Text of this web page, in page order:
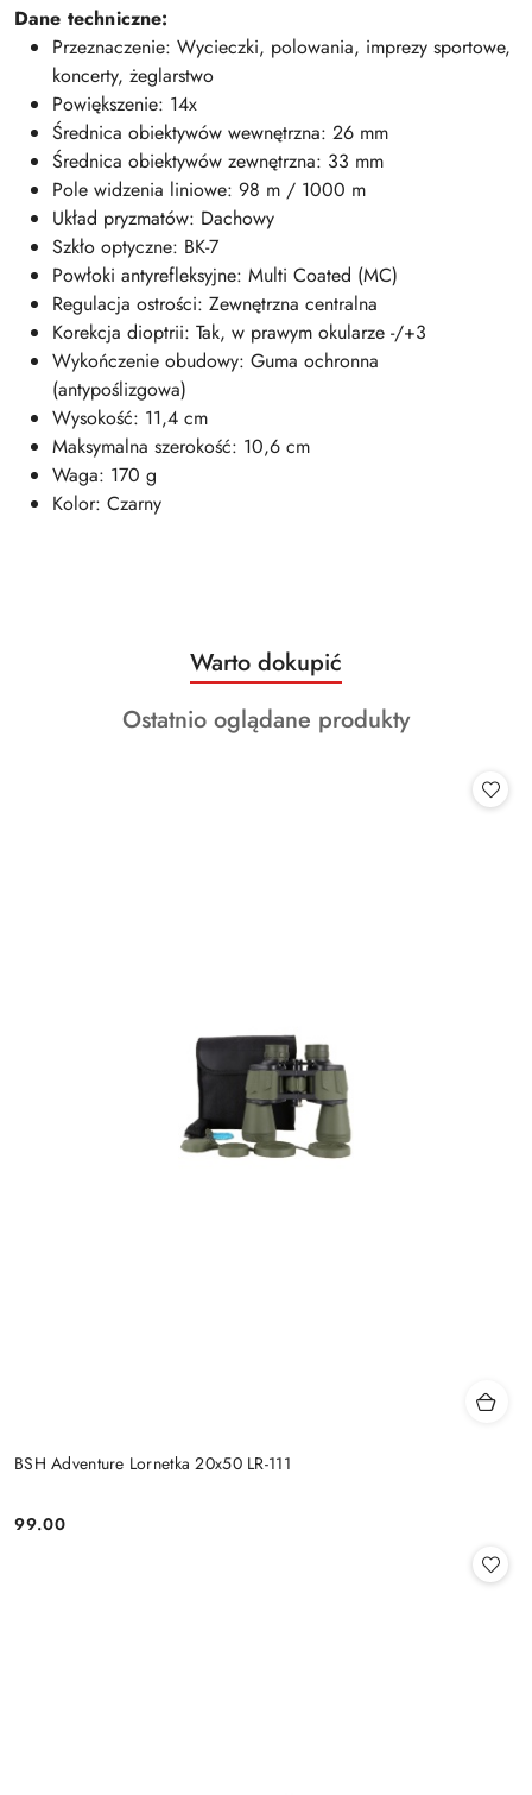
Dane techniczne:
Przeznaczenie: Wycieczki, polowania, imprezy sportowe,
koncerty, żeglarstwo
Powiększenie: 14x
Średnica obiektywów wewnętrzna: 26 mm
Średnica obiektywów zewnętrzna: 33 mm
Pole widzenia liniowe: 98 m / 1000 m
Układ pryzmatów: Dachowy
Szkło optyczne: BK-7
Powłoki antyrefleksyjne: Multi Coated (MC)
Regulacja ostrości: Zewnętrzna centralna
Korekcja dioptrii: Tak, w prawym okularze -/+3
Wykończenie obudowy: Guma ochronna
(antypoślizgowa)
Wysokość: 11,4 cm
Maksymalna szerokość: 10,6 cm
Waga: 170 g
Kolor: Czarny
Pomiń karuzelę produktów
Produkty
o
statusie:
Warto dokupić
Produkty
Ostatnio oglądane produkty
BSH Adventure Lornetka 20x50 LR-111
Cena:
99.00